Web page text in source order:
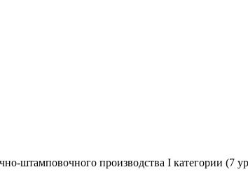
штамповочного производства I категории (7